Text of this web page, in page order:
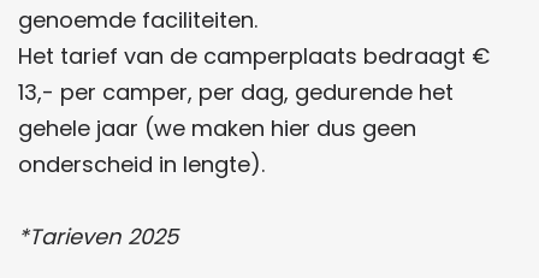
genoemde faciliteiten.
Het tarief van de camperplaats bedraagt €
13,- per camper, per dag, gedurende het
gehele jaar (we maken hier dus geen
onderscheid in lengte).
*Tarieven 2025